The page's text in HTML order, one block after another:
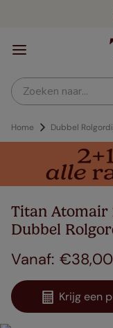
Zoeken naar...
Home Dubbel
Titan Atomair
Dubbel
€38,00
Krijg een